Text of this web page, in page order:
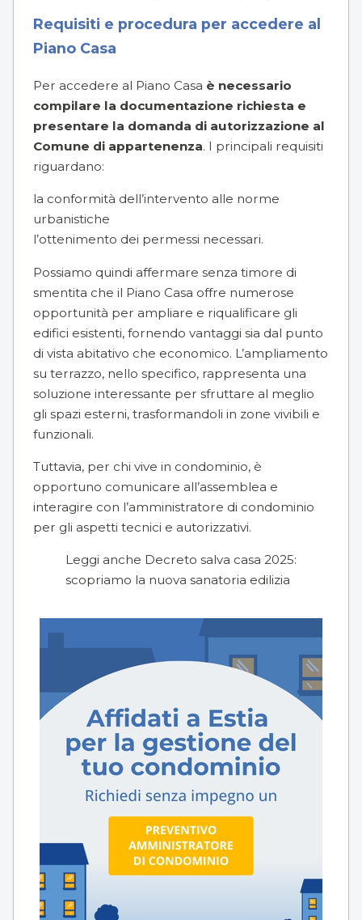
Requisiti e procedura per accedere al
Piano Casa
Per accedere al Piano Casa è necessario
compilare la documentazione richiesta e
presentare la domanda di autorizzazione al
Comune di appartenenza. I principali requisiti
riguardano:
la conformità dell’intervento alle norme
urbanistiche
l’ottenimento dei permessi necessari.
Possiamo quindi affermare senza timore di
smentita che il Piano Casa offre numerose
opportunità per ampliare e riqualificare gli
edifici esistenti, fornendo vantaggi sia dal punto
di vista abitativo che economico. L’ampliamento
su terrazzo, nello specifico, rappresenta una
soluzione interessante per sfruttare al meglio
gli spazi esterni, trasformandoli in zone vivibili e
funzionali.
Tuttavia, per chi vive in condominio, è
opportuno comunicare all’assemblea e
interagire con l’amministratore di condominio
per gli aspetti tecnici e autorizzativi.
Leggi anche Decreto salva casa 2025:
scopriamo la nuova sanatoria edilizia